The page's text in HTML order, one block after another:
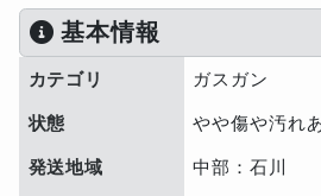
基本情報
カテゴリ ガスガン
状態 やや傷や汚れ
発送地域 中部：石川